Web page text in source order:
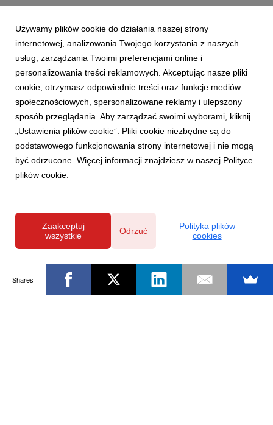
Powered by
Używamy plików cookie do działania naszej strony
internetowej, analizowania Twojego korzystania z naszych
usług, zarządzania Twoimi preferencjami online i
personalizowania treści reklamowych. Akceptując nasze pliki
cookie, otrzymasz odpowiednie treści oraz funkcje mediów
społecznościowych, spersonalizowane reklamy i ulepszony
sposób przeglądania. Aby zarządzać swoimi wyborami, kliknij
„Ustawienia plików cookie”. Pliki cookie niezbędne są do
podstawowego funkcjonowania strony internetowej i nie mogą
być odrzucone. Więcej informacji znajdziesz w naszej Polityce
plików cookie.
Zaakceptuj
wszystkie
Odrzuć
Polityka plików
cookies
Shares